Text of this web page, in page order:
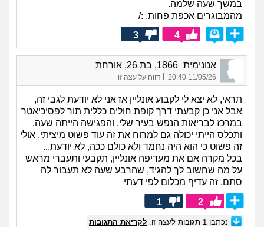
במשך שעה שלמה.
מהמבוגרים אכפת פחות. :/
4
3
אנונימית_1866, בת 26, אורחת
11/05/26 20:40 דווח על עצה זו
תראי, לא יצא לי לקבוע אונליין אז אני לא יודעת לגבי זה,
אבל אני כן קבעתי דרך קופת חולים כללית תור לפסיכיאטר
במרכז לבריאות הנפש בעיר שלי, והפגישה הייתה שעה,
ותכלס הייתי יכולה גם למרוח את זה עוד פשוט מיציתי, אולי
זה פשוט כי הוא היה נחמד ולא כולם ככה, לא יודעת...
בכל מקרה אם את מעדיפה אונליין, תקבעי ותעברי מראש
על מה שחשוב לך להגיד, שהרבע שעה לא תעבור לה
סתם, זה עדיף מכלום לפי דעתי
2
1
נכתבו 1 תגובות לעצה זו. לקריאת התגובות